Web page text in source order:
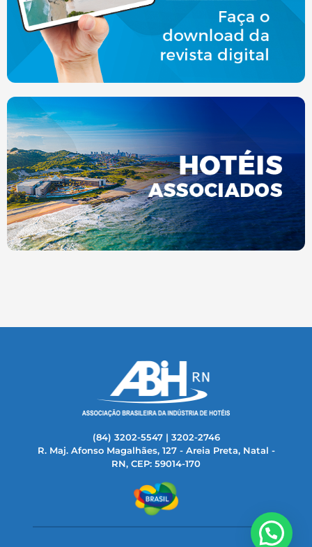
(84) 3202-5547 | 3202-2746
R. Maj. Afonso Magalhães, 127 - Areia Preta, Natal -
RN, CEP: 59014-170